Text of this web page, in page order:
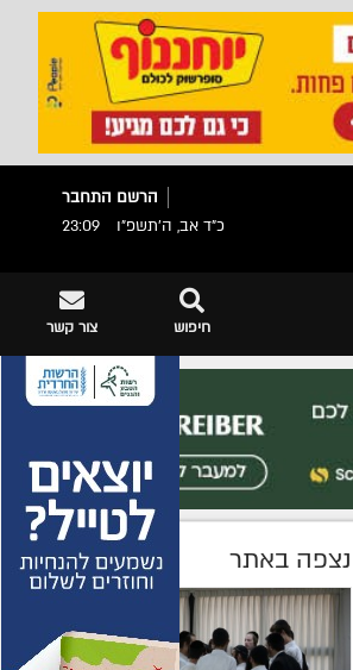
הרשם התחבר
כ"ד אב, ה׳תשפ״ו
23:09
צור קשר חיפוש
נצפה באתר